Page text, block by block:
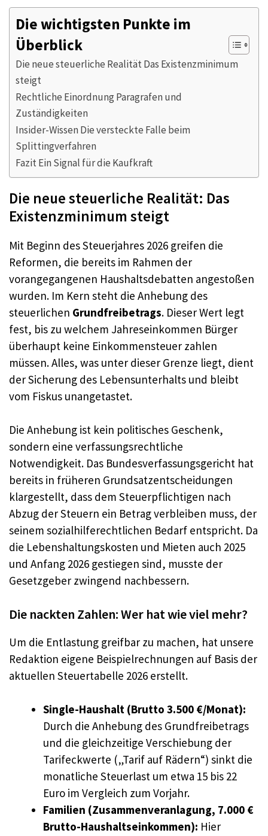
Die wichtigsten Punkte im
Überblick
Die neue steuerliche Realität Das Existenzminimum
steigt
Rechtliche Einordnung Paragrafen und
Zuständigkeiten
Insider-Wissen Die versteckte Falle beim
Splittingverfahren
Fazit Ein Signal für die Kaufkraft
Die neue steuerliche Realität: Das
Existenzminimum steigt
Mit Beginn des Steuerjahres 2026 greifen die
Reformen, die bereits im Rahmen der
vorangegangenen Haushaltsdebatten angestoßen
wurden. Im Kern steht die Anhebung des
steuerlichen Grundfreibetrags. Dieser Wert legt
fest, bis zu welchem Jahreseinkommen Bürger
überhaupt keine Einkommensteuer zahlen
müssen. Alles, was unter dieser Grenze liegt, dient
der Sicherung des Lebensunterhalts und bleibt
vom Fiskus unangetastet.
Die Anhebung ist kein politisches Geschenk,
sondern eine verfassungsrechtliche
Notwendigkeit. Das Bundesverfassungsgericht hat
bereits in früheren Grundsatzentscheidungen
klargestellt, dass dem Steuerpflichtigen nach
Abzug der Steuern ein Betrag verbleiben muss, der
seinem sozialhilferechtlichen Bedarf entspricht. Da
die Lebenshaltungskosten und Mieten auch 2025
und Anfang 2026 gestiegen sind, musste der
Gesetzgeber zwingend nachbessern.
Die nackten Zahlen: Wer hat wie viel mehr?
Um die Entlastung greifbar zu machen, hat unsere
Redaktion eigene Beispielrechnungen auf Basis der
aktuellen Steuertabelle 2026 erstellt.
Single-Haushalt (Brutto 3.500 €/Monat):
Durch die Anhebung des Grundfreibetrags
und die gleichzeitige Verschiebung der
Tarifeckwerte („Tarif auf Rädern“) sinkt die
monatliche Steuerlast um etwa 15 bis 22
Euro im Vergleich zum Vorjahr.
Familien (Zusammenveranlagung, 7.000 €
Brutto-Haushaltseinkommen): Hier